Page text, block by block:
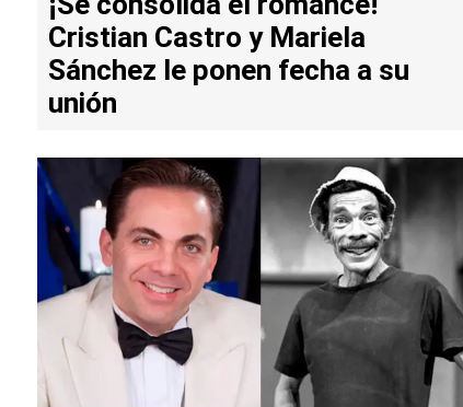
Cristian Castro y Mariela
Sánchez le ponen fecha a su
unión